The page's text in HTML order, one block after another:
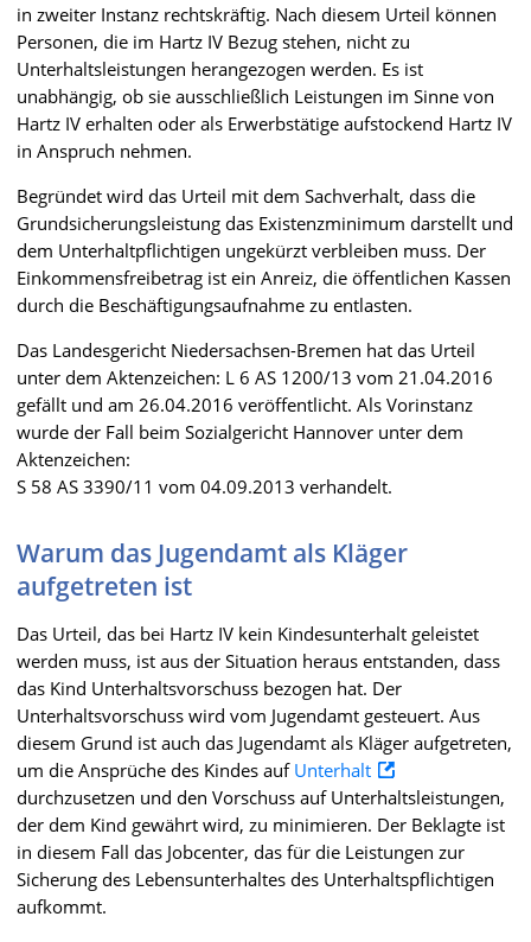
in zweiter Instanz rechtskräftig. Nach diesem Urteil können
Personen, die im Hartz IV Bezug stehen, nicht zu
Unterhaltsleistungen herangezogen werden. Es ist
unabhängig, ob sie ausschließlich Leistungen im Sinne von
Hartz IV erhalten oder als Erwerbstätige aufstockend Hartz IV
in Anspruch nehmen.
Begründet wird das Urteil mit dem Sachverhalt, dass die
Grundsicherungsleistung das Existenzminimum darstellt und
dem Unterhaltpflichtigen ungekürzt verbleiben muss. Der
Einkommensfreibetrag ist ein Anreiz, die öffentlichen Kassen
durch die Beschäftigungsaufnahme zu entlasten.
Das Landesgericht Niedersachsen-Bremen hat das Urteil
unter dem Aktenzeichen: L 6 AS 1200/13 vom 21.04.2016
gefällt und am 26.04.2016 veröffentlicht. Als Vorinstanz
wurde der Fall beim Sozialgericht Hannover unter dem
Aktenzeichen:
S 58 AS 3390/11 vom 04.09.2013 verhandelt.
Warum das Jugendamt als Kläger
aufgetreten ist
Das Urteil, das bei Hartz IV kein Kindesunterhalt geleistet
werden muss, ist aus der Situation heraus entstanden, dass
das Kind Unterhaltsvorschuss bezogen hat. Der
Unterhaltsvorschuss wird vom Jugendamt gesteuert. Aus
diesem Grund ist auch das Jugendamt als Kläger aufgetreten,
um die Ansprüche des Kindes auf Unterhalt
durchzusetzen und den Vorschuss auf Unterhaltsleistungen,
der dem Kind gewährt wird, zu minimieren. Der Beklagte ist
in diesem Fall das Jobcenter, das für die Leistungen zur
Sicherung des Lebensunterhaltes des Unterhaltspflichtigen
aufkommt.